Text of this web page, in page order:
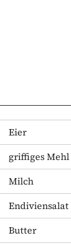
Eier
griffiges Mehl
Milch
Endiviensalat
Butter